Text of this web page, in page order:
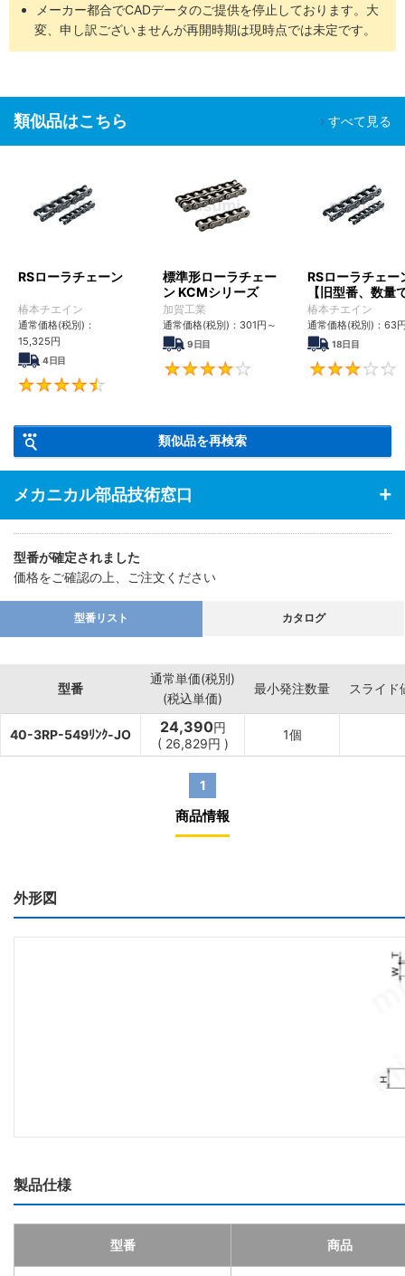
メーカー都合でCADデータのご提供を停止しております。大
変、申し訳ございませんが再開時期は現時点では未定です。
類似品はこちら すべて見る
RSローラチェーン
椿本チエイン
通常価格(税別)：
15,325円
4日目
標準形ローラチェー
ン KCMシリーズ
加賀工業
通常価格(税別)： 301円 ～
9日目
4
RSローラチェー
【旧型番、数量
ンク数指定】
椿本チエイン
通常価格(税別)： 63
18日目
類似品を再検索
メカニカル部品技術窓口
型番が確定されました
価格をご確認の上、ご注文ください
型番リスト カタログ
型番
通常単価(税別)
(税込単価)
最小発注数量 スライド
40-3RP-549ﾘﾝｸ-JO 24,390円
( 26,829円 )
1個
1
商品情報
外形図
製品仕様
型番 商品